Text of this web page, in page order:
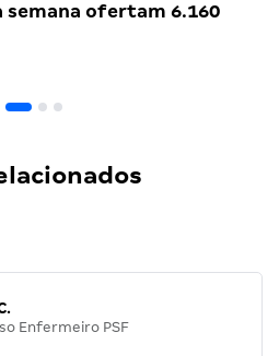
semana ofertam 6.160
Enfermeiro PSF